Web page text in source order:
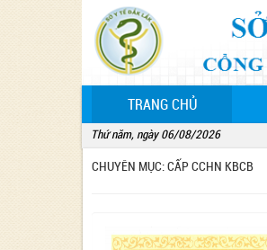
TRANG CHỦ(CURRENT)
Thứ năm, ngày 06/08/2026
CHUYÊN MỤC: CẤP CCHN KBCB